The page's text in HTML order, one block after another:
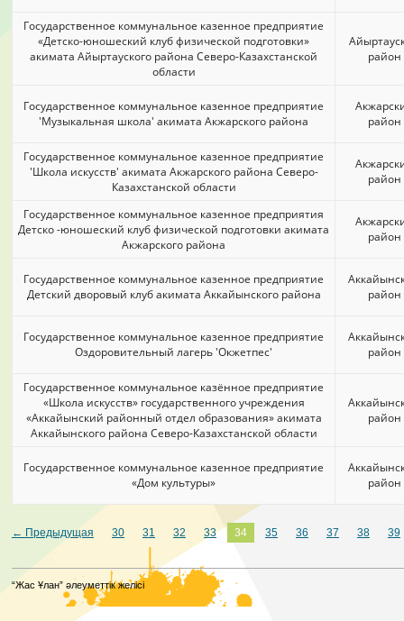
Государственное коммунальное казенное предприятие
«Детско-юношеский клуб физической подготовки»
акимата Айыртауского района Северо-Казахстанской
области
район
Государственное коммунальное казенное предприятие
'Музыкальная школа' акимата Акжарского района
район
Государственное коммунальное казенное предприятие
'Школа искусств' акимата Акжарского района Северо-
Казахстанской области
район
Государственное коммунальное казенное предприятия
Детско -юношеский клуб физической подготовки акимата
Акжарского района
район
Государственное коммунальное казенное предприятие
Детский дворовый клуб акимата Аккайынского района
район
Государственное коммунальное казенное предприятие
Оздоровительный лагерь 'Окжетпес'
район
Государственное коммунальное казённое предприятие
«Школа искусств» государственного учреждения
«Аккайынский районный отдел образования» акимата
Аккайынского района Северо-Казахстанской области
район
Государственное коммунальное казенное предприятие
«Дом культуры»
район
← Предыдущая 30 31 32 33 34 35 36 37 38 39
“Жас Ұлан” әлеуметтік желісі